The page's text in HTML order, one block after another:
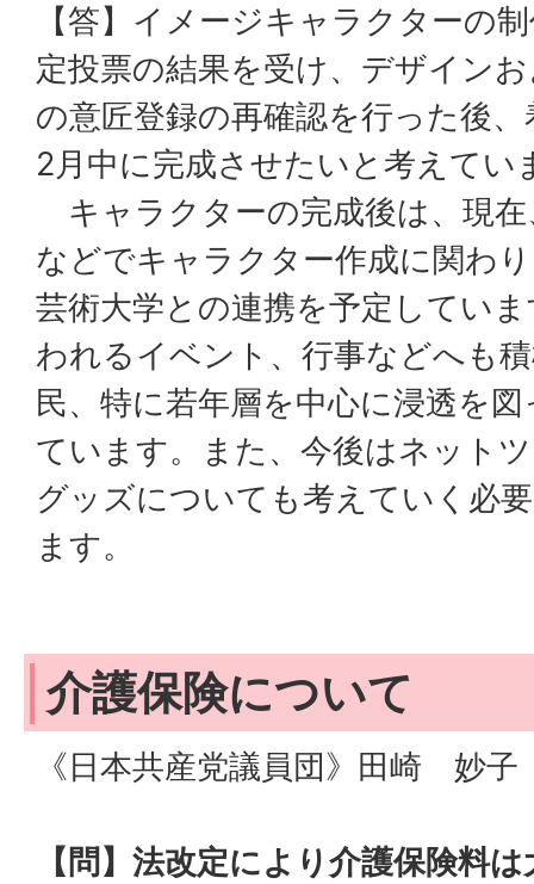
【答】イメージキャラクターの
定投票の結果を受け、デザイン
の意匠登録の再確認を行った後
2月中に完成させたいと考えてい
キャラクターの完成後は、現
などでキャラクター作成に関わ
芸術大学との連携を予定してい
われるイベント、行事などへも
民、特に若年層を中心に浸透を
ています。また、今後はネット
グッズについても考えていく必
ます。
介護保険について
《日本共産党議員団》田崎 妙子
【問】法改定により介護保険料